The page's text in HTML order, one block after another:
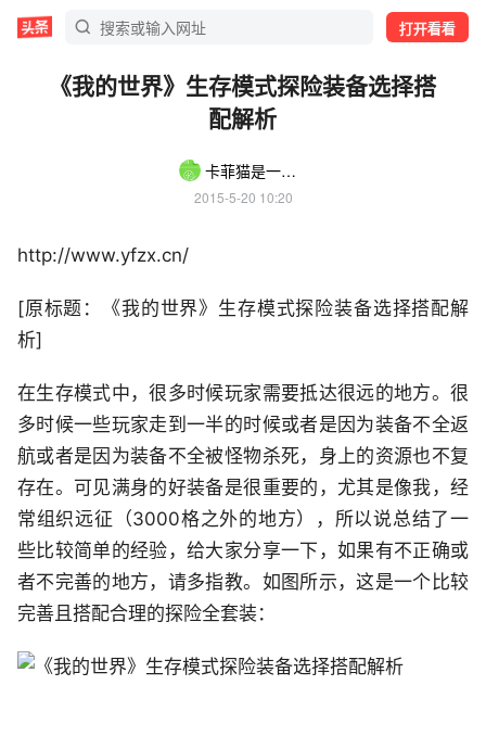
打开看看
《我的世界》生存模式探险装备选择搭
配解析
卡菲猫是一只猫
2015-5-20 10:20
http://www.yfzx.cn/
[原标题：《我的世界》生存模式探险装备选择搭配解
析]
在生存模式中，很多时候玩家需要抵达很远的地方。很
多时候一些玩家走到一半的时候或者是因为装备不全返
航或者是因为装备不全被怪物杀死，身上的资源也不复
存在。可见满身的好装备是很重要的，尤其是像我，经
常组织远征（3000格之外的地方），所以说总结了一
些比较简单的经验，给大家分享一下，如果有不正确或
者不完善的地方，请多指教。如图所示，这是一个比较
完善且搭配合理的探险全套装：